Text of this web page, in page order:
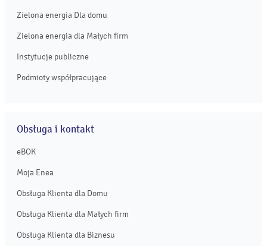
Zielona energia Dla domu
Zielona energia dla Małych firm
Instytucje publiczne
Podmioty współpracujące
Obsługa i kontakt
eBOK
Moja Enea
Obsługa Klienta dla Domu
Obsługa Klienta dla Małych firm
Obsługa Klienta dla Biznesu